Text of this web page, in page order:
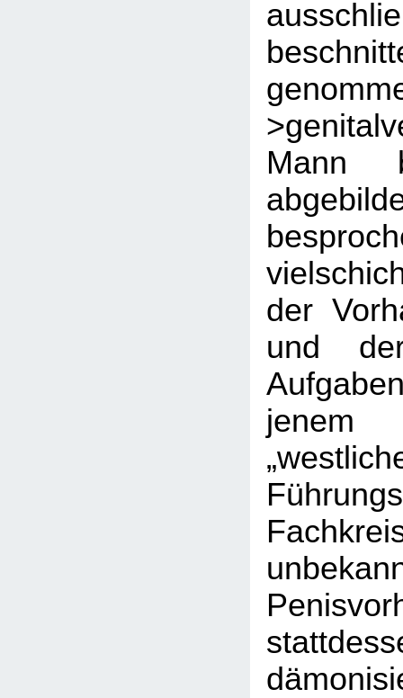
Mann
der
und
jenem